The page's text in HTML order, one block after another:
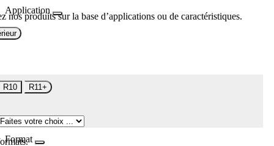
Application
nos produits sur la base d’applications ou de caractéristiques.
R10 R11+
Format